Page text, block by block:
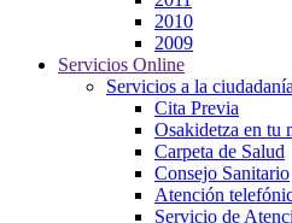
2010
2009
Servicios Online
Servicios a la ciudadanía
Cita Previa
Osakidetza en tu
Carpeta de Salud
Consejo Sanitario
Atención
Servicio de